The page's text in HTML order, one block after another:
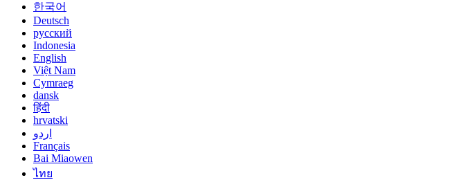
한국어
Deutsch
русский
Indonesia
English
Việt Nam
Cymraeg
dansk
हिंदी
hrvatski
اردو
Français
Bai Miaowen
ไทย